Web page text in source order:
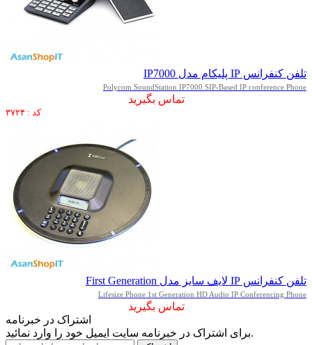
تلفن کنفرانس IP پلیکام مدل IP7000
Polycom SoundStation IP7000 SIP-Based IP conference Phone
تماس بگیرید
کد : ۳۷۲۴
تلفن کنفرانس IP لایف سایز مدل First Generation
Lifesize Phone 1st Generation HD Audio IP Conferencing Phone
تماس بگیرید
اشتراک در خبرنامه
برای اشتراک در خبرنامه سایت ایمیل خود را وارد نمائید.